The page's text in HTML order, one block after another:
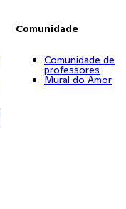
Comunidade
Comunidade de
professores
Mural do Amor